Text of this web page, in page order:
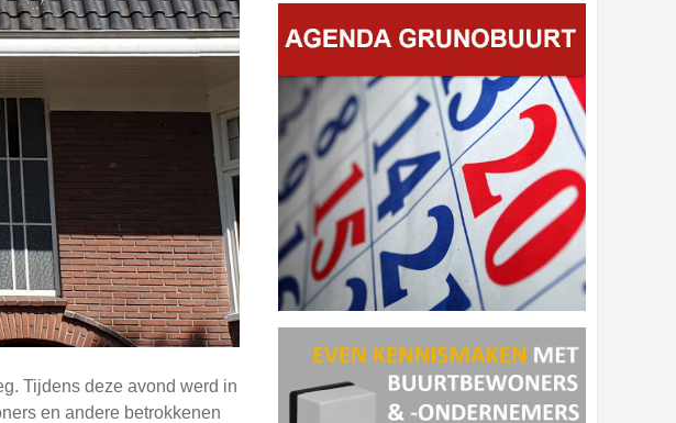
Tijdens deze avond werd in
en andere betrokkenen